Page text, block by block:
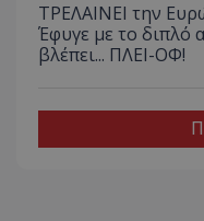
ΤΡΕΛΑΙΝΕΙ την
Έφυγε με το διπλό
βλέπει... ΠΛΕΙ-ΟΦ!